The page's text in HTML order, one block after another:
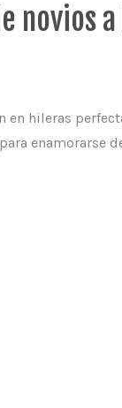
novios a
hileras
enamorarse